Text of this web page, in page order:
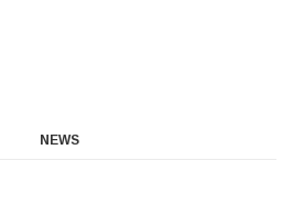
NEWS